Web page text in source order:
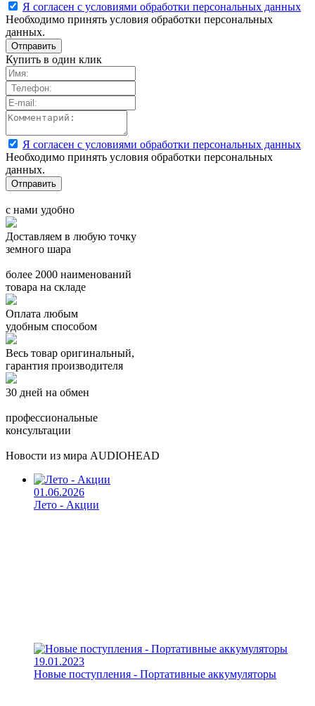
Я согласен с условиями обработки персональных данных
Необходимо принять условия обработки персональных
данных.
Купить в один клик
Я согласен с условиями обработки персональных данных
Необходимо принять условия обработки персональных
данных.
с нами удобно
Доставляем в любую точку
земного шара
более 2000 наименований
товара на складе
Оплата любым
удобным способом
Весь товар оригинальный,
гарантия производителя
30 дней на обмен
профессиональные
консультации
Новости из мира AUDIOHEAD
01.06.2026
Лето - Акции
19.01.2023
Новые поступления - Портативные аккумуляторы